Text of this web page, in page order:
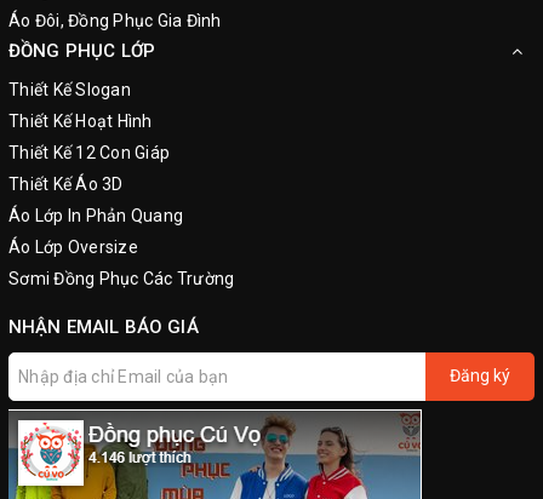
Áo Đôi, Đồng Phục Gia Đình
ĐỒNG PHỤC LỚP
Thiết Kế Slogan
Thiết Kế Hoạt Hình
Thiết Kế 12 Con Giáp
Thiết Kế Áo 3D
Áo Lớp In Phản Quang
Áo Lớp Oversize
Sơmi Đồng Phục Các Trường
NHẬN EMAIL BÁO GIÁ
Đăng ký